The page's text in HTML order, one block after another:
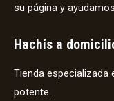
su página y
Hachís a
Tienda especializada
potente.